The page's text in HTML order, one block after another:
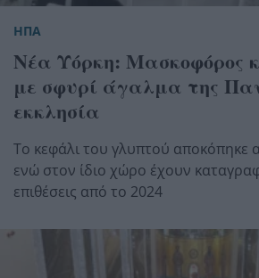
ΗΠΑ
Νέα Υόρκη: Μασκοφόρος
με σφυρί άγαλμα της
εκκλησία
Το κεφάλι του γλυπτού αποκόπηκε
ενώ στον ίδιο χώρο έχουν
επιθέσεις από το 2024